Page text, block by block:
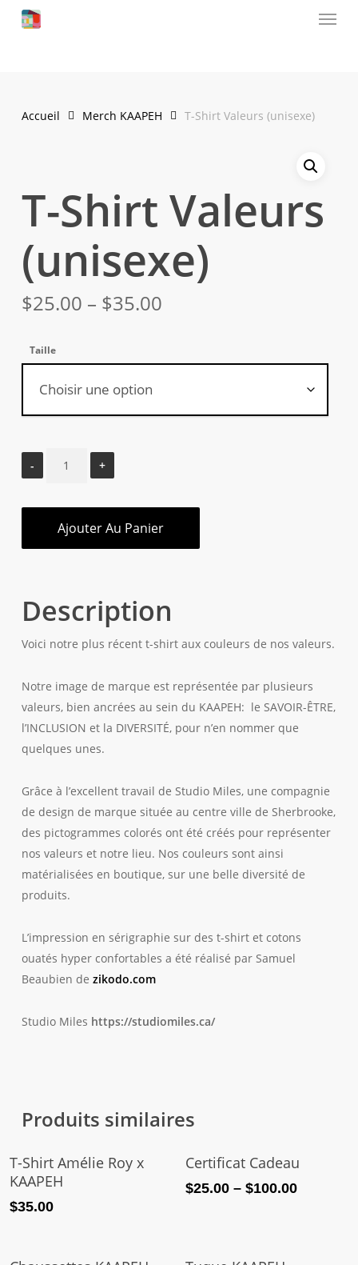
Menu
Accueil Merch KAAPEH T-Shirt Valeurs (unisexe)
T-Shirt Valeurs
(unisexe)
$25.00 – $35.00
Taille
Ajouter Au Panier
Description
Voici notre plus récent t-shirt aux couleurs de nos valeurs.
Notre image de marque est représentée par plusieurs
valeurs, bien ancrées au sein du KAAPEH: le SAVOIR-ÊTRE,
l’INCLUSION et la DIVERSITÉ, pour n’en nommer que
quelques unes.
Grâce à l’excellent travail de Studio Miles, une compagnie
de design de marque située au centre ville de Sherbrooke,
des pictogrammes colorés ont été créés pour représenter
nos valeurs et notre lieu. Nos couleurs sont ainsi
matérialisées en boutique, sur une belle diversité de
produits.
L’impression en sérigraphie sur des t-shirt et cotons
ouatés hyper confortables a été réalisé par Samuel
Beaubien de zikodo.com
Studio Miles https://studiomiles.ca/
Produits similaires
Choix Des Options
T-Shirt Amélie Roy x
KAAPEH
$35.00
Certificat Cadeau
$25.00 –$100.00